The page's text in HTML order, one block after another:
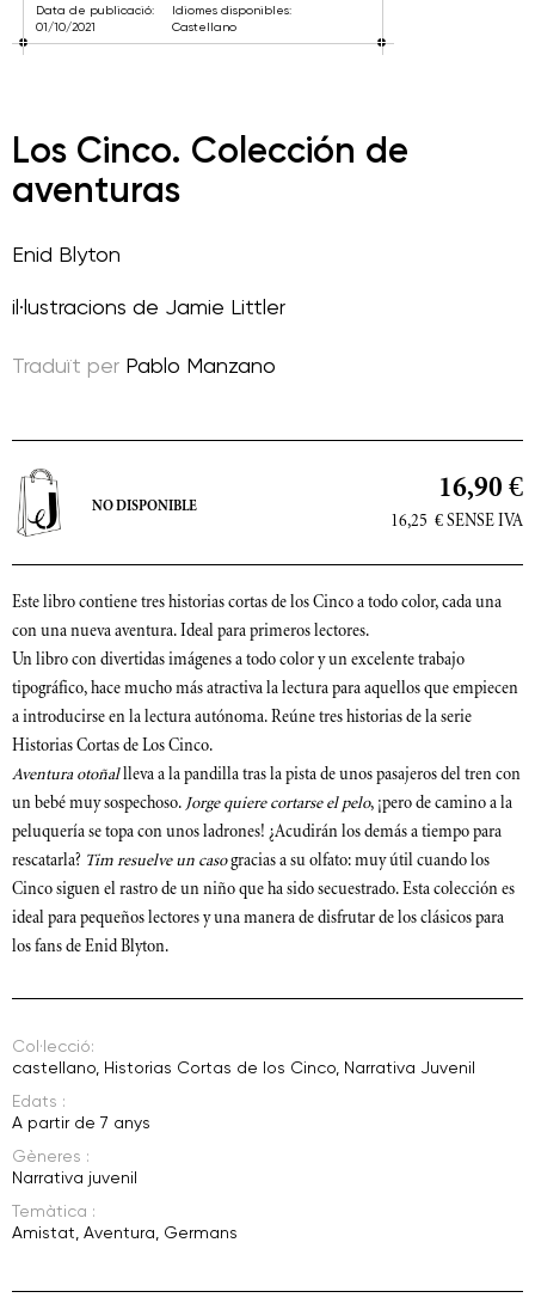
Data de publicació:
01/10/2021
Idiomes disponibles:
Castellano
Los Cinco. Colección de
aventuras
Enid Blyton
il·lustracions de Jamie Littler
Traduït per Pablo Manzano
16,90 €
16,25 € SENSE IVA
NO DISPONIBLE
Este libro contiene tres historias cortas de los Cinco a todo color, cada una
con una nueva aventura. Ideal para primeros lectores.
Un libro con divertidas imágenes a todo color y un excelente trabajo
tipográfico, hace mucho más atractiva la lectura para aquellos que empiecen
a introducirse en la lectura autónoma. Reúne tres historias de la serie
Historias Cortas de Los Cinco.
Aventura otoñallleva a la pandilla tras la pista de unos pasajeros del tren con
un bebé muy sospechoso. Jorge quiere cortarse el pelo, ¡pero de camino a la
peluquería se topa con unos ladrones! ¿Acudirán los demás a tiempo para
rescatarla? Tim resuelve un casogracias a su olfato: muy útil cuando los
Cinco siguen el rastro de un niño que ha sido secuestrado. Esta colección es
ideal para pequeños lectores y una manera de disfrutar de los clásicos para
los fans de Enid Blyton.
Col·lecció:
castellano Historias Cortas de los Cinco Narrativa Juvenil
Edats :
A partir de 7 anys
Gèneres :
Narrativa juvenil
Temàtica :
Amistat Aventura Germans